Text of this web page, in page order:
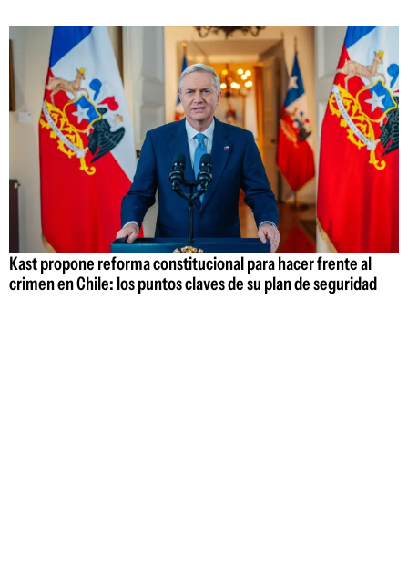
Kast propone reforma constitucional para hacer frente al
crimen en Chile: los puntos claves de su plan de seguridad